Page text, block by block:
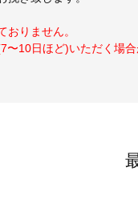
りません。
10日ほど)いただく場合